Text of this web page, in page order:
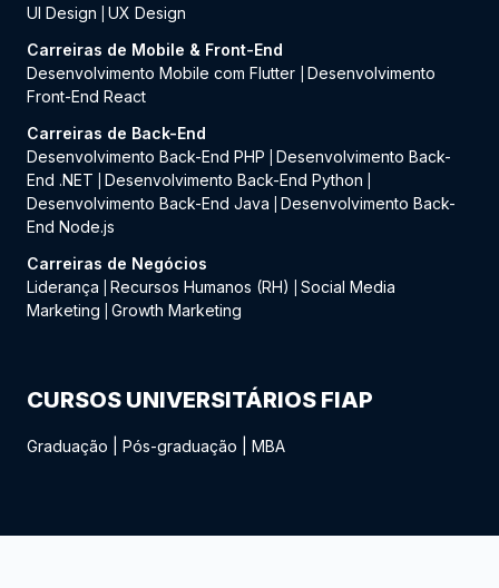
UI Design
UX Design
Carreiras de Mobile & Front-End
Desenvolvimento Mobile com Flutter
Desenvolvimento
Front-End React
Carreiras de Back-End
Desenvolvimento Back-End PHP
Desenvolvimento Back-
End .NET
Desenvolvimento Back-End Python
Desenvolvimento Back-End Java
Desenvolvimento Back-
End Node.js
Carreiras de Negócios
Liderança
Recursos Humanos (RH)
Social Media
Marketing
Growth Marketing
CURSOS UNIVERSITÁRIOS FIAP
Graduação Pós-graduação MBA